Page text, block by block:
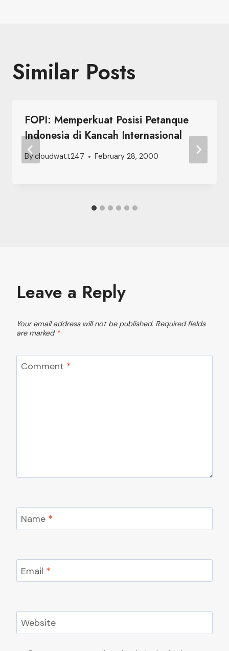
Similar Posts
FOPI: Memperkuat Posisi Petanque
Indonesia di Kancah Internasional
Bycloudwatt247 February 28, 2000
Leave a Reply
Your email address will not be published. Required fields
are marked *
Comment *
Name *
Email *
Website